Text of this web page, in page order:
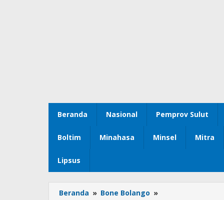
Beranda Nasional Pemprov Sulut
Boltim Minahasa Minsel Mitra
Lipsus
Beranda » Bone Bolango »